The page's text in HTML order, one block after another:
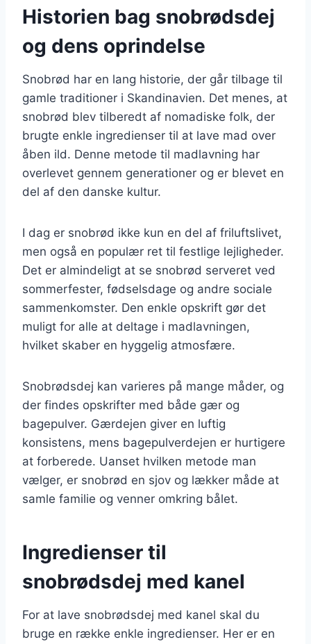
Historien bag snobrødsdej
og dens oprindelse
Snobrød har en lang historie, der går tilbage til
gamle traditioner i Skandinavien. Det menes, at
snobrød blev tilberedt af nomadiske folk, der
brugte enkle ingredienser til at lave mad over
åben ild. Denne metode til madlavning har
overlevet gennem generationer og er blevet en
del af den danske kultur.
I dag er snobrød ikke kun en del af friluftslivet,
men også en populær ret til festlige lejligheder.
Det er almindeligt at se snobrød serveret ved
sommerfester, fødselsdage og andre sociale
sammenkomster. Den enkle opskrift gør det
muligt for alle at deltage i madlavningen,
hvilket skaber en hyggelig atmosfære.
Snobrødsdej kan varieres på mange måder, og
der findes opskrifter med både gær og
bagepulver. Gærdejen giver en luftig
konsistens, mens bagepulverdejen er hurtigere
at forberede. Uanset hvilken metode man
vælger, er snobrød en sjov og lækker måde at
samle familie og venner omkring bålet.
Ingredienser til
snobrødsdej med kanel
For at lave snobrødsdej med kanel skal du
bruge en række enkle ingredienser. Her er en